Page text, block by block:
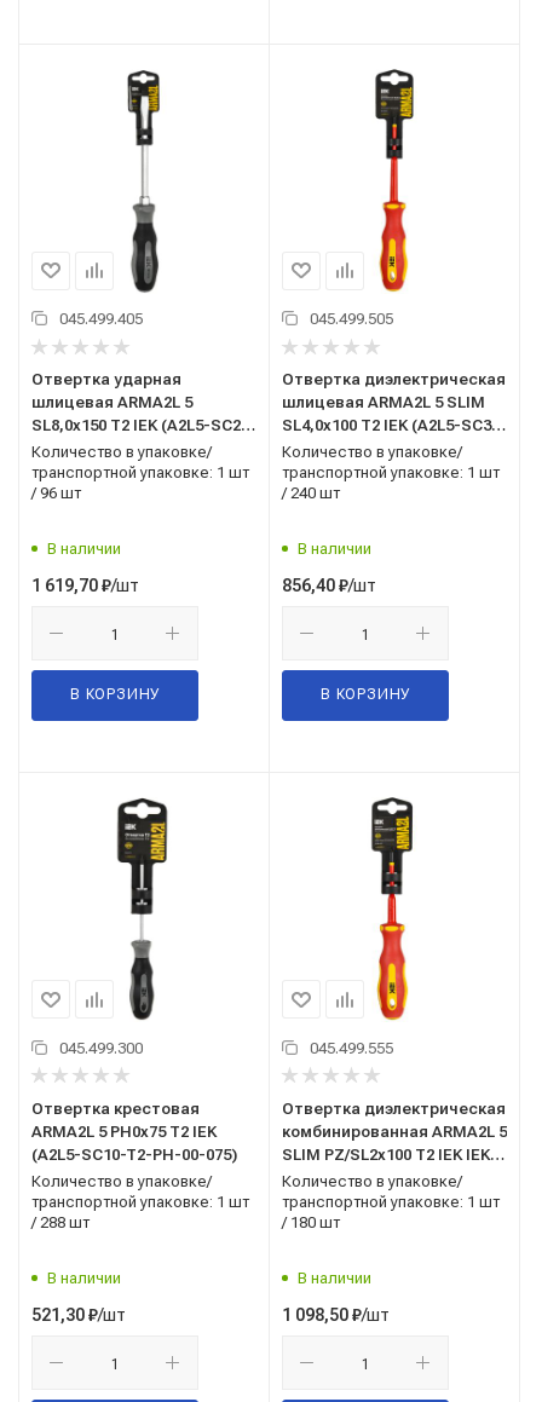
045.499.405
Отвертка ударная
шлицевая ARMA2L 5
SL8,0х150 Т2 IEK (A2L5-SC20-
T2-SL-80-150)
Количество в упаковке/
транспортной упаковке: 1 шт
/ 96 шт
В наличии
1 619,70₽/шт
В КОРЗИНУ
045.499.505
Отвертка диэлектрическая
шлицевая ARMA2L 5 SLIM
SL4,0х100 Т2 IEK (A2L5-SC31-
T2-SL-40-100)
Количество в упаковке/
транспортной упаковке: 1 шт
/ 240 шт
В наличии
856,40₽/шт
В КОРЗИНУ
045.499.300
Отвертка крестовая
ARMA2L 5 PH0х75 Т2 IEK
(A2L5-SC10-T2-PH-00-075)
Количество в упаковке/
транспортной упаковке: 1 шт
/ 288 шт
В наличии
521,30₽/шт
045.499.555
Отвертка диэлектрическая
комбинированная ARMA2L 5
SLIM PZ/SL2х100 Т2 IEK IEK
(A2L5-SC31-T2-ZS-20-100)
Количество в упаковке/
транспортной упаковке: 1 шт
/ 180 шт
В наличии
1 098,50₽/шт